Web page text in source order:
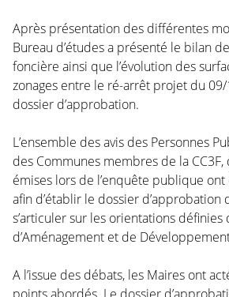
Après présentation des différentes
Bureau d’études a présenté le bilan
foncière ainsi que l’évolution des
zonages entre le ré-arrêt projet du
dossier d’approbation.
L’ensemble des avis des Personnes
des Communes membres de la
émises lors de l’enquête publique
afin d’établir le dossier d’approbation
s’articuler sur les orientations définies
d’Aménagement et de
A l’issue des débats, les Maires ont